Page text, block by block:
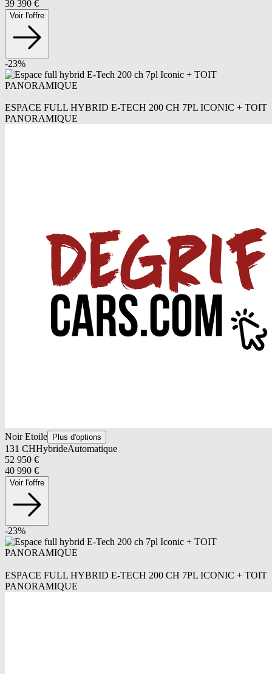
39 390 €
Voir l'offre
-23%
ESPACE FULL HYBRID E-TECH 200 CH 7PL ICONIC + TOIT
PANORAMIQUE
Noir Etoile Plus d'options
131 CHHybrideAutomatique
52 950 €
40 990 €
Voir l'offre
-23%
ESPACE FULL HYBRID E-TECH 200 CH 7PL ICONIC + TOIT
PANORAMIQUE